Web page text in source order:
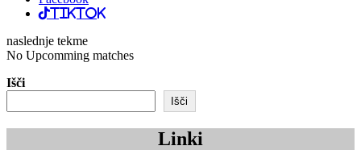
TikTok
naslednje tekme
No Upcomming matches
Išči
Išči
Linki